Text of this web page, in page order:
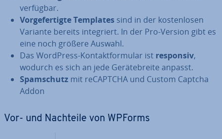
verfügbar.
Vor­ge­fer­tig­te Templates sind in der kos­ten­lo­sen
Variante bereits in­te­griert. In der Pro-Version gibt es
eine noch größere Auswahl.
Das WordPress-Kon­takt­for­mu­lar ist responsiv,
wodurch es sich an jede Ge­rä­te­brei­te anpasst.
Spam­schutz mit reCAPTCHA und Custom Captcha
Addon
Vor- und Nachteile von WPForms